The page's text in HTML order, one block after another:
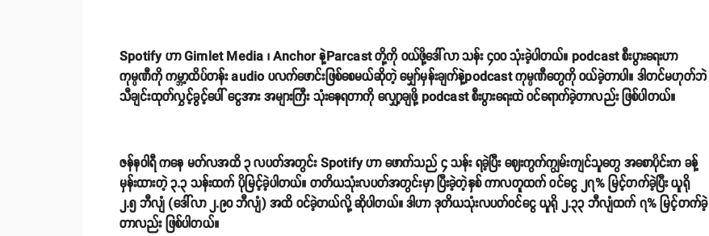
Spotify ဟာ Gimlet Media ၊ Anchor နဲ့Parcast တို့ကို ဝယ်ဖို့ဒေါ်လာ သန်း ၄၀၀ သုံးခဲ့ပါတယ်။ podcast စီးပွားရေးဟာ
ကုမ္ပဏီကို ကမ္ဘာ့ထိပ်တန်း audio ပလက်ဖောင်းဖြစ်စေမယ်ဆိုတဲ့ မျှော်မှန်းချက်နဲ့podcast ကုမ္ပဏီတွေကို ဝယ်ခဲ့တာပါ။ ဒါတင်မဟုတ်ဘဲ
သီချင်းထုတ်လွှင့်ခွင့်ပေါ် ငွေအား အများကြီး သုံးနေရတာကို လျှော့ချဖို့ podcast စီးပွားရေးထဲ ဝင်ရောက်ခဲ့တာလည်း ဖြစ်ပါတယ်။
ဇန်နဝါရီ ကနေ မတ်လအထိ ၃ လပတ်အတွင်း Spotify ဟာ ဖောက်သည် ၄ သန်း ရခဲ့ပြီး ဈေးကွက်ကျွမ်းကျင်သူတွေ အစောပိုင်းက ခန့်
မှန်းထားတဲ့ ၃.၃ သန်းထက် ပိုမြင့်ခဲ့ပါတယ်။ တတိယသုံးလပတ်အတွင်းမှာ ပြီးခဲ့တဲ့နှစ် ကာလတူထက် ဝင်ငွေ ၂၇% မြင့်တက်ခဲ့ပြီး ယူရို
၂.၅ ဘီလျံ (ဒေါ်လာ ၂.၉၀ ဘီလျံ) အထိ ဝင်ခဲ့တယ်လို့ ဆိုပါတယ်။ ဒါဟာ ဒုတိယသုံးလပတ်ဝင်ငွေ ယူရို ၂.၃၃ ဘီလျံထက် ၇% မြင့်တက်ခဲ့
တာလည်း ဖြစ်ပါတယ်။